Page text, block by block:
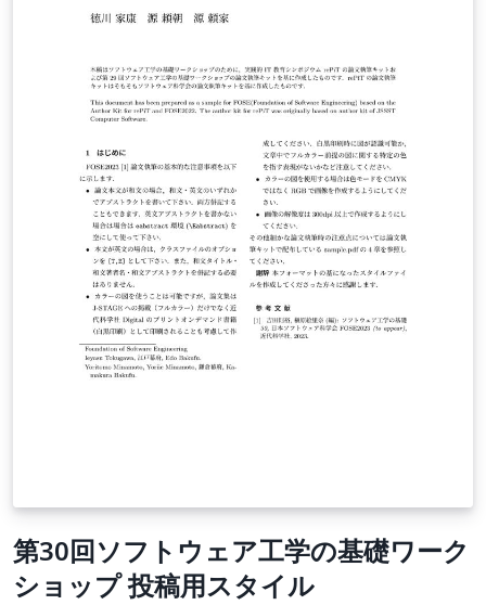
第30回ソフトウェア工学の基礎ワーク
ショップ 投稿用スタイル